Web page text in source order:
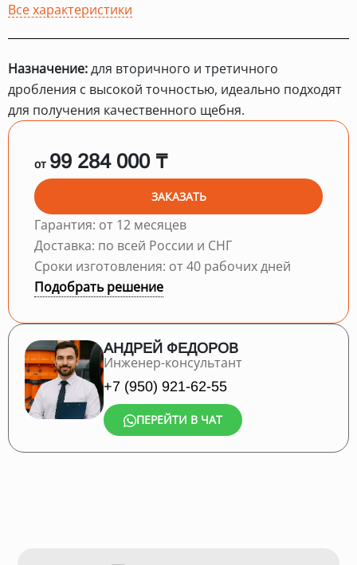
Все характеристики
Назначение:для вторичного и третичного
дробления с высокой точностью, идеально подходят
для получения качественного щебня.
от 99 284 000 ₸
ЗАКАЗАТЬ
Гарантия: от 12 месяцев
Доставка: по всей России и СНГ
Сроки изготовления: от 40 рабочих дней
Подобрать решение
АНДРЕЙ ФЕДОРОВ
Инженер-консультант
+7 (950) 921-62-55
ПЕРЕЙТИ В ЧАТ